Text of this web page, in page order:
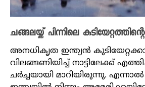
ചങ്ങലയ്ക്ക് പിന്നിലെ
അനധികൃത ഇന്ത്യൻ
വിലങ്ങണിയിച്ച്‌ നാട്ടിലേക്ക്
ചർച്ചയായി മാറിയിരുന്നു.